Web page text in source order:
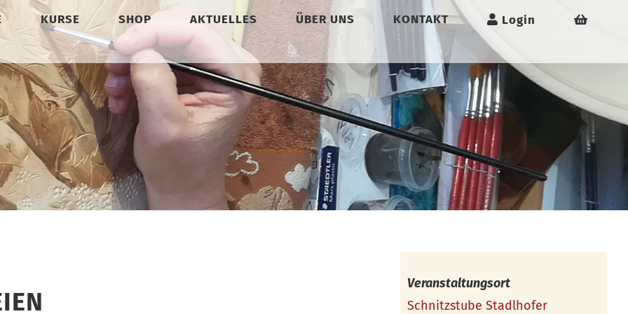
KURSE SHOP AKTUELLES ÜBER UNS KONTAKT Login
Veranstaltungsort
Schnitzstube Stadlhofer